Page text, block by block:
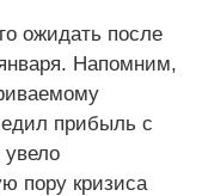
ожидать после
Напомним,
прибыль с
пору кризиса